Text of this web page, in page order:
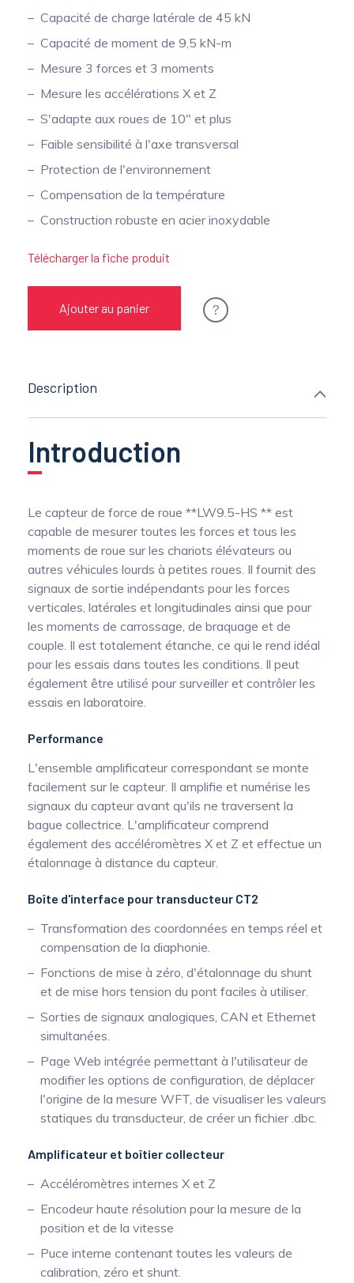
Capacité de charge latérale de 45 kN
Capacité de moment de 9,5 kN-m
Mesure 3 forces et 3 moments
Mesure les accélérations X et Z
S'adapte aux roues de 10" et plus
Faible sensibilité à l'axe transversal
Protection de l'environnement
Compensation de la température
Construction robuste en acier inoxydable
Télécharger la fiche produit
Ajouter au panier ?
Description
Introduction
Le capteur de force de roue **LW9.5-HS ** est
capable de mesurer toutes les forces et tous les
moments de roue sur les chariots élévateurs ou
autres véhicules lourds à petites roues. Il fournit des
signaux de sortie indépendants pour les forces
verticales, latérales et longitudinales ainsi que pour
les moments de carrossage, de braquage et de
couple. Il est totalement étanche, ce qui le rend idéal
pour les essais dans toutes les conditions. Il peut
également être utilisé pour surveiller et contrôler les
essais en laboratoire.
Performance
L'ensemble amplificateur correspondant se monte
facilement sur le capteur. Il amplifie et numérise les
signaux du capteur avant qu'ils ne traversent la
bague collectrice. L'amplificateur comprend
également des accéléromètres X et Z et effectue un
étalonnage à distance du capteur.
Boîte d'interface pour transducteur CT2
Transformation des coordonnées en temps réel et
compensation de la diaphonie.
Fonctions de mise à zéro, d'étalonnage du shunt
et de mise hors tension du pont faciles à utiliser.
Sorties de signaux analogiques, CAN et Ethernet
simultanées.
Page Web intégrée permettant à l'utilisateur de
modifier les options de configuration, de déplacer
l'origine de la mesure WFT, de visualiser les valeurs
statiques du transducteur, de créer un fichier .dbc.
Amplificateur et boîtier collecteur
Accéléromètres internes X et Z
Encodeur haute résolution pour la mesure de la
position et de la vitesse
Puce interne contenant toutes les valeurs de
calibration, zéro et shunt.